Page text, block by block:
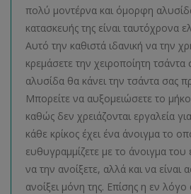
πολύ μοντέρνα και όμορφη
κατασκευής της είναι ταυτόχρονα
Αυτό την καθιστά ιδανική να την
κρεμάσετε την χειροποίητη
αλυσίδα θα κάνει την τσάντα σας
Μπορείτε να αυξομειώσετε το
καθώς δεν χρειάζονται εργαλεία
κάθε κρίκος έχει ένα άνοιγμα το
ευθυγραμμίζετε με το άνοιγμα
να την ανοίξετε, αλλά και να είναι
ανοίξει μόνη της. Επίσης η εν